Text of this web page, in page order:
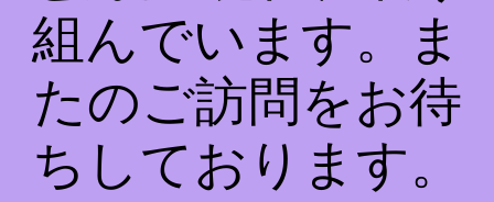
組んでいます。ま
たのご訪問をお待
ちしております。